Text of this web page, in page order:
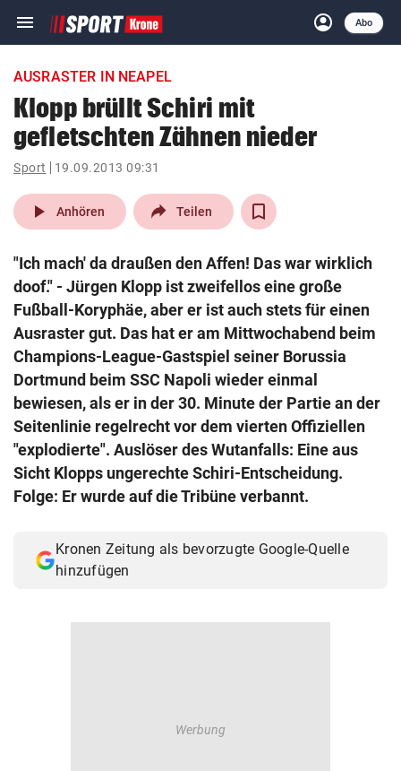
menu Navigation
ein-/ausklappen
account_circle
Anmelden
Abo
close Schließen
account_circle Anmelden
arrow_right
pin_drop
Wien arrow_right
search
Suchbegriff
eingeben
© Krone Multimedia GmbH & Co KG 2026
Muthgasse 2, 1190 Wien
AUSRASTER IN NEAPEL
Klopp brüllt Schiri mit
gefletschten Zähnen nieder
Sport 19.09.2013 09:31
play_arrow Anhören Teilen
"Ich mach' da draußen den Affen! Das war wirklich
doof." - Jürgen Klopp ist zweifellos eine große
Fußball-Koryphäe, aber er ist auch stets für einen
Ausraster gut. Das hat er am Mittwochabend beim
Champions-League-Gastspiel seiner Borussia
Dortmund beim SSC Napoli wieder einmal
bewiesen, als er in der 30. Minute der Partie an der
Seitenlinie regelrecht vor dem vierten Offiziellen
"explodierte". Auslöser des Wutanfalls: Eine aus
Sicht Klopps ungerechte Schiri-Entscheidung.
Folge: Er wurde auf die Tribüne verbannt.
Kronen Zeitung als bevorzugte Google-Quelle
hinzufügen